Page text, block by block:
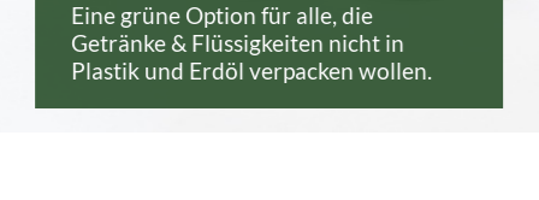
Eine grüne Option für alle, die
Getränke & Flüssigkeiten nicht in
Plastik und Erdöl verpacken wollen.